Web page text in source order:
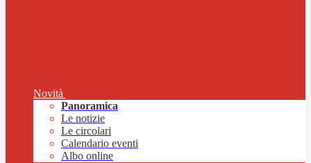
Novità
Panoramica
Le notizie
Le circolari
Calendario eventi
Albo online